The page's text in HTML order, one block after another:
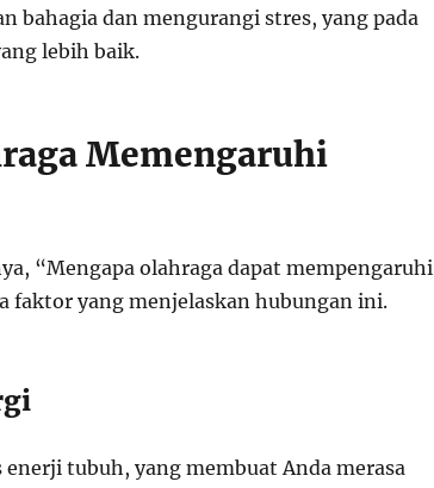
bahagia dan mengurangi stres, yang pada
lebih baik.
Memengaruhi
“Mengapa olahraga dapat mempengaruhi
faktor yang menjelaskan hubungan ini.
tubuh, yang membuat Anda merasa